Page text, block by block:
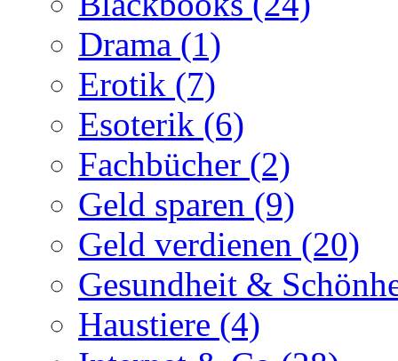
Drama (1)
Erotik (7)
Esoterik (6)
Fachbücher (2)
Geld sparen (9)
Geld verdienen (20)
Gesundheit &
Haustiere (4)